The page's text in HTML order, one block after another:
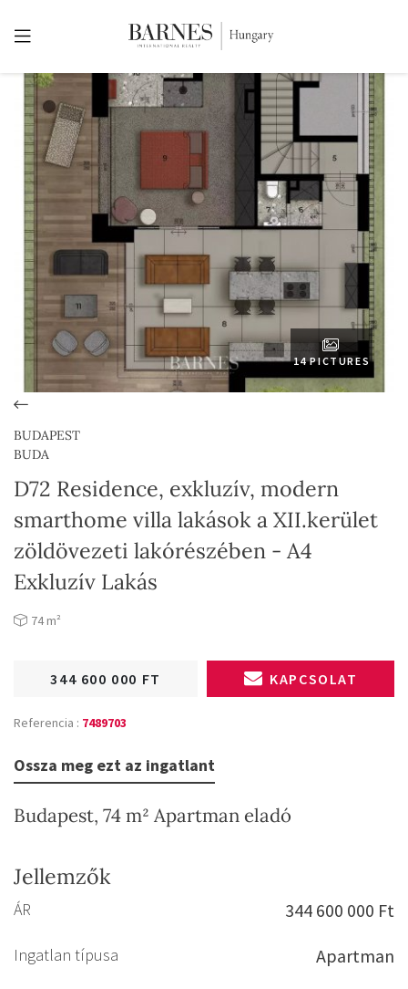
14 PICTURES
BUDAPEST
BUDA
D72 Residence, exkluzív, modern
smarthome villa lakások a XII.kerület
zöldövezeti lakórészében - A4
Exkluzív Lakás
74 m²
344 600 000 FT KAPCSOLAT
Referencia : 7489703
Ossza meg ezt az ingatlant
Budapest, 74 m² Apartman eladó
Jellemzők
ÁR 344 600 000 Ft
Ingatlan típusa Apartman